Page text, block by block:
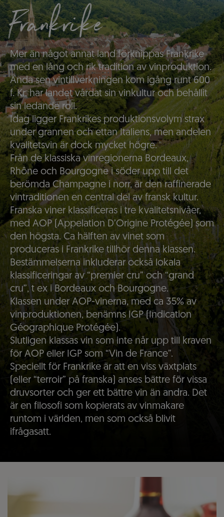
Frankrike
Mer än något annat land förknippas Frankrike
med en lång och rik tradition av vinproduktion.
Ända sen vintillverkningen kom igång runt 600
f. Kr. har landet vårdat sin vinkultur och behållit
sin ledande roll.
Idag ligger Frankrikes produktionsvolym strax
under grannen och ettan Italiens, men andelen
kvalitetsvin är dock mycket högre.
Från de klassiska vinregionerna Bordeaux,
Rhône och Bourgogne i söder upp till det
berömda Champagne i norr, är den raffinerade
vintraditionen en central del av fransk kultur.
Franska viner klassificeras i tre kvalitetsnivåer,
med AOP (Appelation D’Origine Protégée) som
den högsta. Ca hälften av vinet som
produceras i Frankrike tillhör denna klassen.
Bestämmelserna inkluderar också lokala
klassificeringar av “premier cru” och “grand
cru”, t ex i Bordeaux och Bourgogne.
Klassen under AOP-vinerna, med ca 35% av
vinproduktionen, benämns IGP (Indication
Géographique Protégée).
Slutligen klassas vin som inte når upp till kraven
för AOP eller IGP som “Vin de France”.
Speciellt för Frankrike är att en viss växtplats
(eller “terroir” på franska) anses bättre för vissa
druvsorter och ger ett bättre vin än andra. Det
är en filosofi som kopierats av vinmakare
runtom i världen, men som också blivit
ifrågasatt.